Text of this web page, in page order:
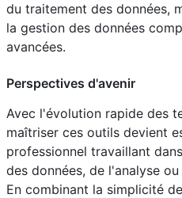
du traitement des données,
la gestion des données
avancées.
Perspectives d'avenir
Avec l'évolution rapide des
maîtriser ces outils devient
professionnel travaillant
des données, de l'analyse
En combinant la simplicité